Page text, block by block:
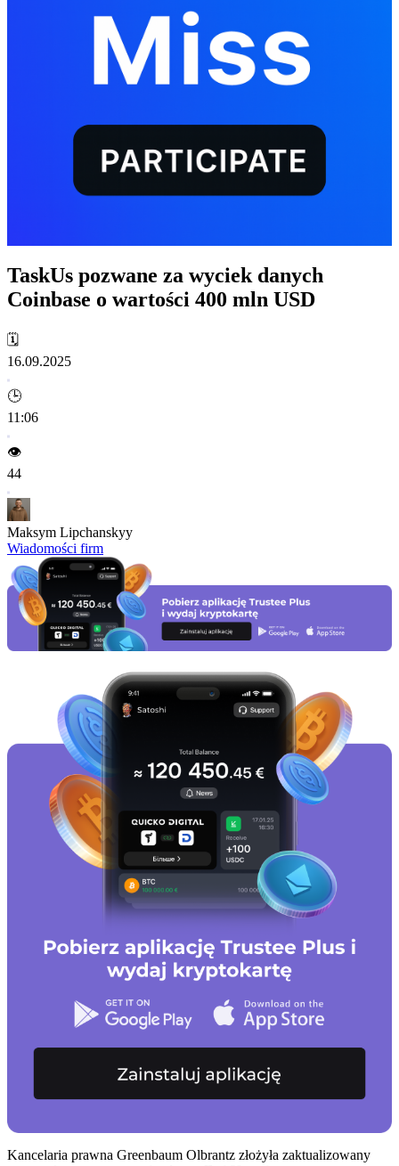
TaskUs pozwane za wyciek danych
Coinbase o wartości 400 mln USD
🗓️
16.09.2025
🕒
11:06
👁️
44
Maksym Lipchanskyy
Wiadomości firm
Kancelaria prawna Greenbaum Olbrantz złożyła zaktualizowany